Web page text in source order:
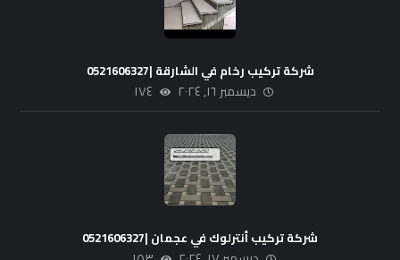
شركة تركيب رخام في الشارقة |0521606327
ديسمبر ١٦, ٢٠٢٤ ١٧٤
شركة تركيب أنترلوك في عجمان |0521606327